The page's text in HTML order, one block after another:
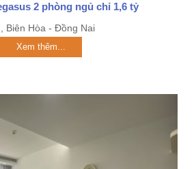
2 phòng ngủ chỉ 1,6 tỷ
Biên Hòa - Đồng Nai
Xem thêm...